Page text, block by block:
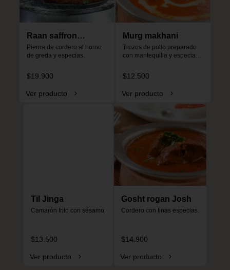
Raan saffron
special
Pierna de cordero al horno
de greda y especias.
$19.900
Ver producto
Murg makhani
Trozos de pollo preparado
con mantequilla y especias,
picante.
$12.500
Ver producto
Til Jinga
Camarón frito con sésamo.
$13.500
Ver producto
Gosht rogan Josh
Cordero con finas especias.
$14.900
Ver producto